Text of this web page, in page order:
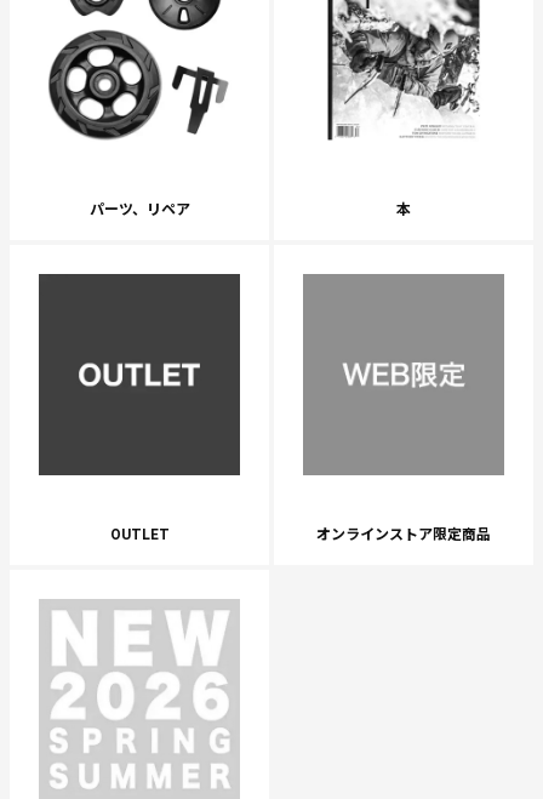
パーツ、リペア 本
OUTLET オンラインストア限定商品